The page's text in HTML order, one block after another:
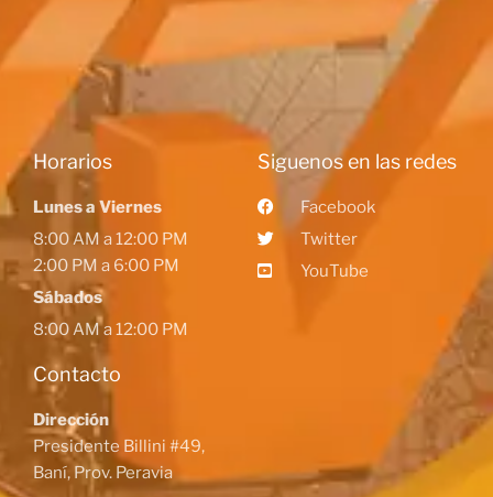
Horarios
Lunes a Viernes
8:00 AM a 12:00 PM
2:00 PM a 6:00 PM
Sábados
8:00 AM a 12:00 PM
Contacto
Dirección
Presidente Billini #49,
Baní, Prov. Peravia
Siguenos en las redes
Facebook
Twitter
YouTube